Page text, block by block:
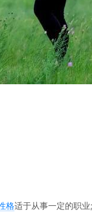
格适于从事一定的职